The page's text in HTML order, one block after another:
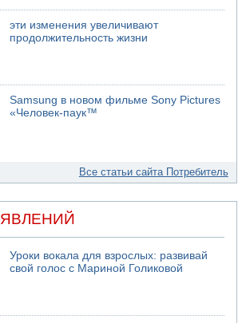
эти изменения увеличивают
продолжительность жизни
Samsung в новом фильме Sony Pictures
«Человек-паук™
Все статьи сайта Потребитель
Уроки вокала для взрослых: развивай
свой голос с Мариной Голиковой